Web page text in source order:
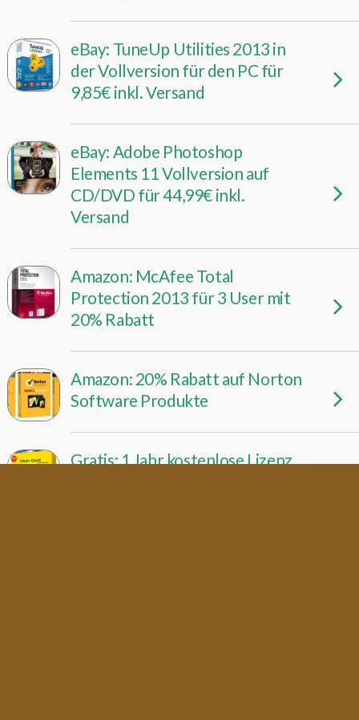
eBay: TuneUp Utilities 2013 in
der Vollversion für den PC für
9,85€ inkl. Versand
eBay: Adobe Photoshop
Elements 11 Vollversion auf
CD/DVD für 44,99€ inkl.
Versand
Amazon: McAfee Total
Protection 2013 für 3 User mit
20% Rabatt
Amazon: 20% Rabatt auf Norton
Software Produkte
Gratis: 1 Jahr kostenlose Lizenz